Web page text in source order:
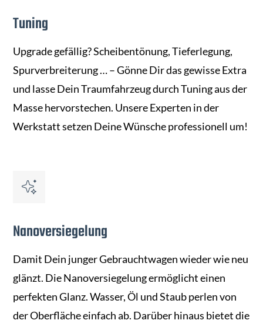
Tuning
Upgrade gefällig? Scheibentönung, Tieferlegung,
Spurverbreiterung … – Gönne Dir das gewisse Extra
und lasse Dein Traumfahrzeug durch Tuning aus der
Masse hervorstechen. Unsere Experten in der
Werkstatt setzen Deine Wünsche professionell um!
Nanoversiegelung
Damit Dein junger Gebrauchtwagen wieder wie neu
glänzt. Die Nanoversiegelung ermöglicht einen
perfekten Glanz. Wasser, Öl und Staub perlen von
der Oberfläche einfach ab. Darüber hinaus bietet die